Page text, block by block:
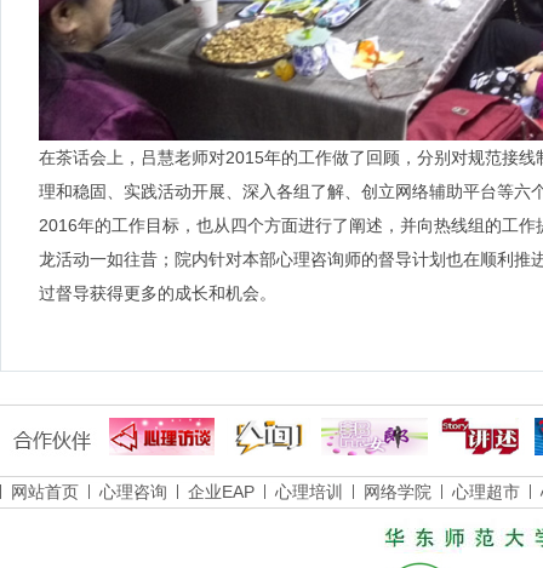
在茶话会上，吕慧老师对2015年的工作做了回顾，分别对规范接
理和稳固、实践活动开展、深入各组了解、创立网络辅助平台等六
2016年的工作目标，也从四个方面进行了阐述，并向热线组的工
龙活动一如往昔；院内针对本部心理咨询师的督导计划也在顺利推
过督导获得更多的成长和机会。
网站首页 心理咨询 企业EAP 心理培训 网络学院 心理超市